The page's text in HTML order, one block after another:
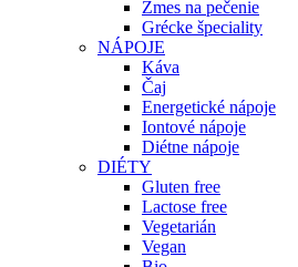
Zmes na pečenie
Grécke špeciality
NÁPOJE
Káva
Čaj
Energetické nápoje
Iontové nápoje
Diétne nápoje
DIÉTY
Gluten free
Lactose free
Vegetarián
Vegan